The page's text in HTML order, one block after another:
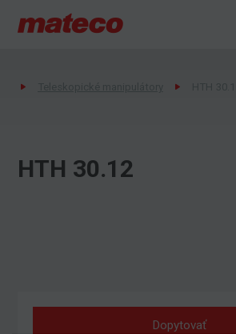
HTH 30.12
Dopytovať